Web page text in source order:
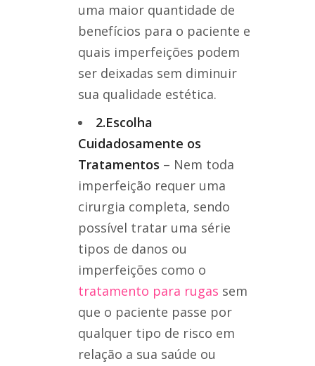
uma maior quantidade de
benefícios para o paciente e
quais imperfeições podem
ser deixadas sem diminuir
sua qualidade estética.
2.Escolha
Cuidadosamente os
Tratamentos – Nem toda
imperfeição requer uma
cirurgia completa, sendo
possível tratar uma série
tipos de danos ou
imperfeições como o
tratamento para rugas sem
que o paciente passe por
qualquer tipo de risco em
relação a sua saúde ou